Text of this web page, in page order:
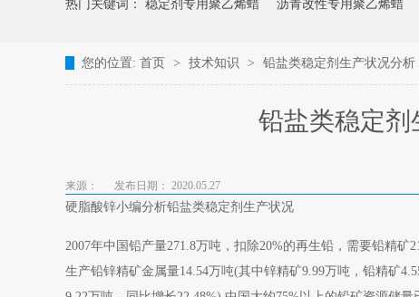
热门关键词： 稳定剂专用聚乙烯蜡 沥青改性专用聚乙烯蜡
您的位置: 首页 > 技术知识 > 铅盐类稳定剂生产状况分析
铅盐类稳定剂
来源： 发布日期： 2020.05.27
硬脂酸锌小编分析铅盐类稳定剂生产状况
2007年中国铅产量271.8万吨，扣除20%的再生铅，需要铅精
生产铅锌精矿金属量14.54万吨(其中锌精矿9.99万吨，铅精矿